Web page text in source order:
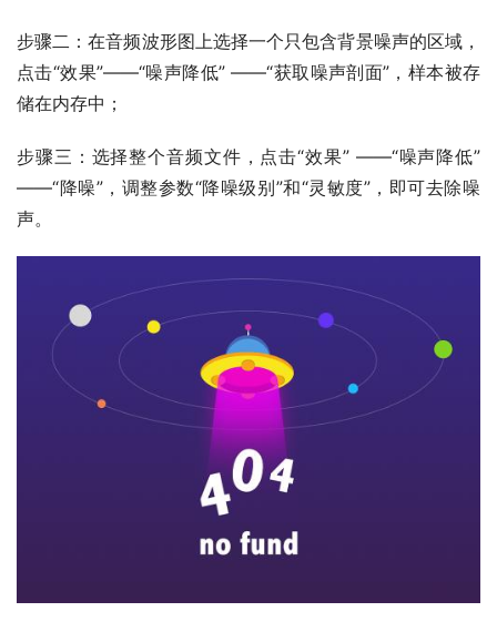
步骤二：在音频波形图上选择一个只包含背景噪声的区域，
点击“效果”——“噪声降低” ——“获取噪声剖面”，样本被存
储在内存中 ；
步骤三：选择整个音频文件，点击“效果” ——“噪声降低”
——“降噪”，调整参数“降噪级别”和“灵敏度”，即可去除噪
声。